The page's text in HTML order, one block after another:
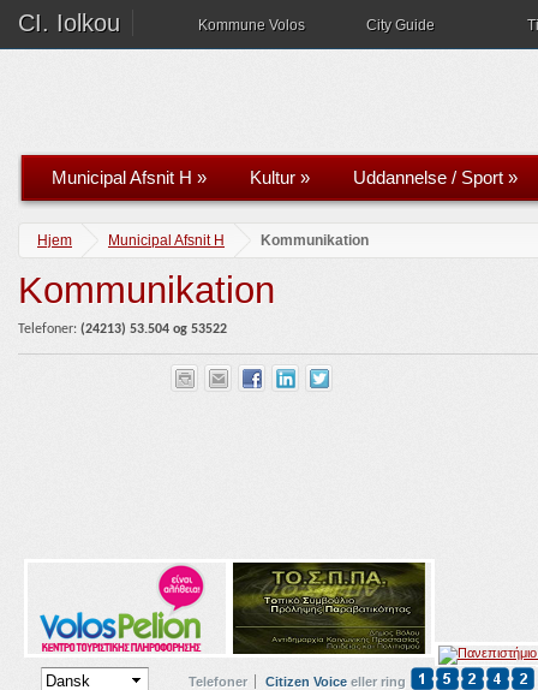
CI. Iolkou Kommune Volos City Guide
Municipal Afsnit H » Kultur » Uddannelse / Sport »
Hjem Municipal Afsnit H Kommunikation
Kommunikation
Telefoner: (24213) 53.504 og 53522
Telefoner Citizen Voice eller ring